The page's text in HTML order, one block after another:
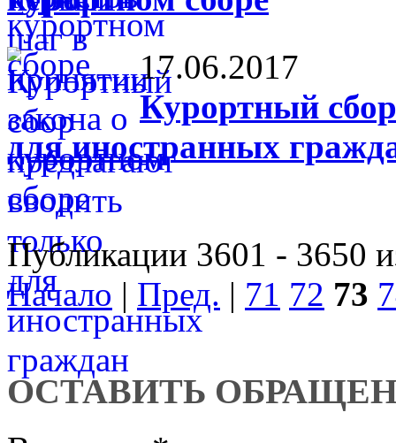
17.06.2017
Курортный
для иностранных
Публикации 3601 - 3650
Начало | Пред. | 71 72 73
ОСТАВИТЬ